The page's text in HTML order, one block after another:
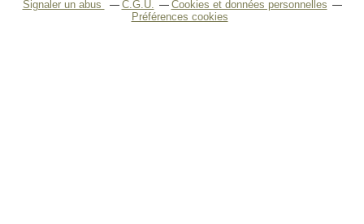
Signaler un abus
C.G.U.
Cookies et données personnelles
Préférences cookies